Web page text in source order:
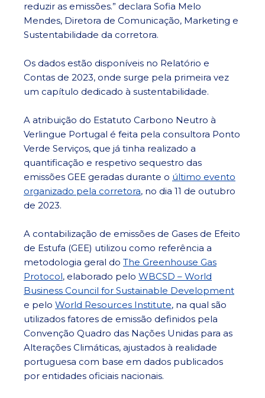
reduzir as emissões.” declara Sofia Melo
Mendes, Diretora de Comunicação, Marketing e
Sustentabilidade da corretora.
Os dados estão disponíveis no Relatório e
Contas de 2023, onde surge pela primeira vez
um capítulo dedicado à sustentabilidade.
A atribuição do Estatuto Carbono Neutro à
Verlingue Portugal é feita pela consultora Ponto
Verde Serviços, que já tinha realizado a
quantificação e respetivo sequestro das
emissões GEE geradas durante o último evento
organizado pela corretora, no dia 11 de outubro
de 2023.
A contabilização de emissões de Gases de Efeito
de Estufa (GEE) utilizou como referência a
metodologia geral do The Greenhouse Gas
Protocol, elaborado pelo WBCSD – World
Business Council for Sustainable Development
e pelo World Resources Institute, na qual são
utilizados fatores de emissão definidos pela
Convenção Quadro das Nações Unidas para as
Alterações Climáticas, ajustados à realidade
portuguesa com base em dados publicados
por entidades oficiais nacionais.